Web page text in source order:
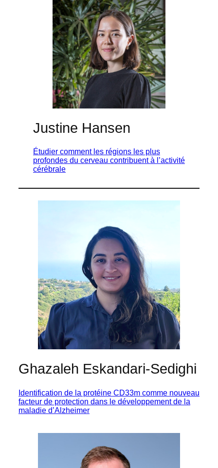
Justine Hansen
Étudier comment les régions les plus
profondes du cerveau contribuent à l’activité
cérébrale
Ghazaleh Eskandari-Sedighi
Identification de la protéine CD33m comme nouveau
facteur de protection dans le développement de la
maladie d’Alzheimer